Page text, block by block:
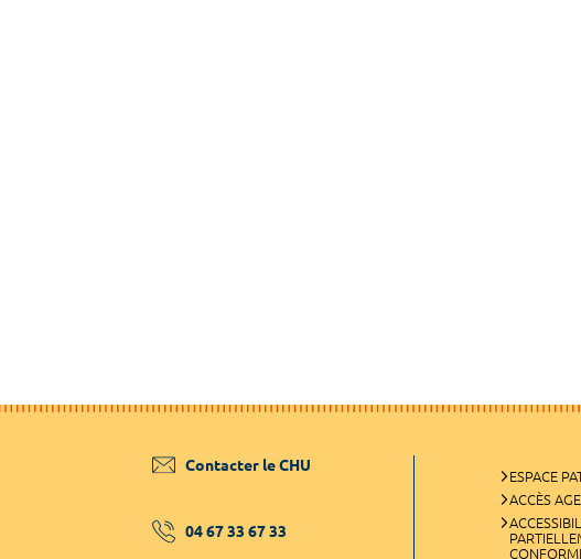
Contacter le CHU
04 67 33 67 33
ESPACE
ACCÈS